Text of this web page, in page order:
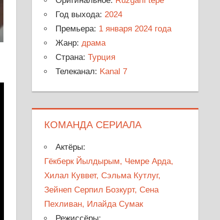
Год выхода:2024
Премьера: 1 января 2024 года
Жанр:драма
Страна:Турция
Телеканал: Kanal 7
КОМАНДА СЕРИАЛА
Актёры:
Гёкберк Йылдырым, Чемре Арда,
Хилал Куввет, Сэльма Кутлуг,
Зейнеп Серпил Бозкурт, Сена
Пехливан, Илайда Сумак
Режиссёры: